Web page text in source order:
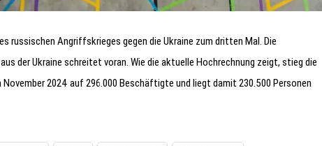
russischen Angriffskrieges gegen die Ukraine zum dritten Mal. Die
der Ukraine schreitet voran. Wie die aktuelle Hochrechnung zeigt, stieg die
2024 auf 296.000 Beschäftigte und liegt damit 230.500 Personen